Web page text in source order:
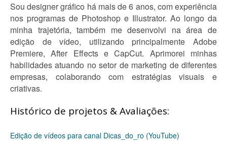
Sou designer gráfico há mais de 6 anos, com experiência
nos programas de Photoshop e Illustrator. Ao longo da
minha trajetória, também me desenvolvi na área de
edição de vídeo, utilizando principalmente Adobe
Premiere, After Effects e CapCut. Aprimorei minhas
habilidades atuando no setor de marketing de diferentes
empresas, colaborando com estratégias visuais e
criativas.
Histórico de projetos & Avaliações:
Edição de vídeos para canal Dicas_do_ro (YouTube)